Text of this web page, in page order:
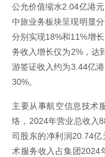
公允价值缩水2.04亿港
中旅业务板块呈现明显
分别实现18%和11%增
务收入增长仅为2%，达
游签证收入约为3.44亿
30%。
主要从事航空信息技术
络，2024年营业总收入
司股东的净利润20.74
术服务收入占集团2024